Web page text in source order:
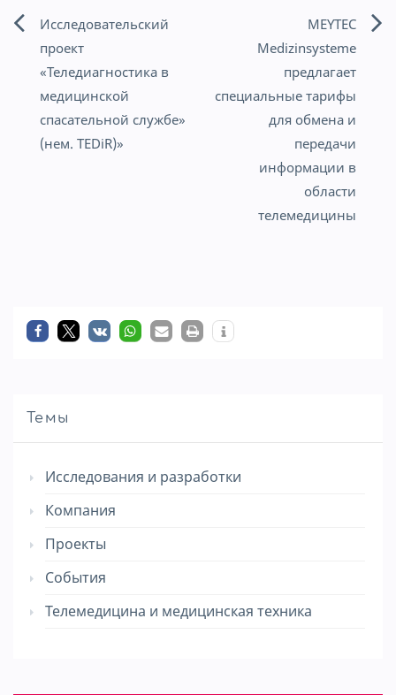
Навигация
по
записям
Исследовательский
проект
«Теледиагностика в
медицинской
спасательной службе»
(нем. TEDiR)»
MEYTEC
Medizinsysteme
предлагает
специальные тарифы
для обмена и
передачи
информации в
области
телемедицины
Темы
Исследования и разработки
Компания
Проекты
События
Телемедицина и медицинская техника